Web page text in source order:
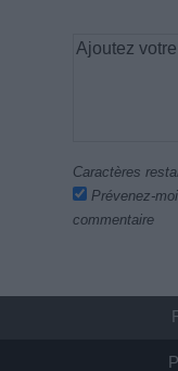
Caractères
Prévenez-
commentaire